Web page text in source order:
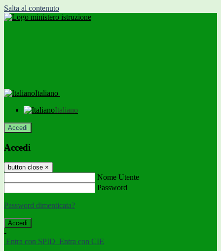
Salta al contenuto
Italiano
Italiano
Accedi
Accedi
button close ×
Nome Utente
Password
Password dimenticata?
-
Entra con SPID Entra con CIE